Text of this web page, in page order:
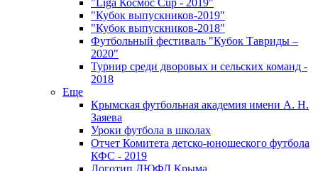
"Liga Космос Cup - 2019"
"Кубок выпускников-2019"
"Кубок выпускников-2018"
Футбольный фестиваль "Кубок Тавриды –
2020"
Турнир среди дворовых и сельских команд -
2018
Еще
Крымская футбольная академия имени А. Н.
Заяева
Уроки футбола в школах
Отчет Комитета детско-юношеского футбола
КФС - 2019
Логотип ДЮФЛ Крыма